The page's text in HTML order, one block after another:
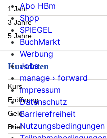
1 Jahr
3 Jahre
5 Jahre
Kursdaten
Kurs
Eröffnung
Geld
Brief
Abo HBm
Shop
SPIEGEL
BuchMarkt
Werbung
Jobs
manage › forward
Impressum
Datenschutz
Barrierefreiheit
Nutzungsbedingungen